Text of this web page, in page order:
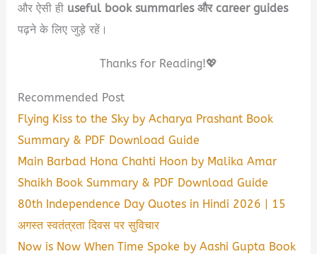
और ऐसी ही useful book summaries और career guides
पढ़ने के लिए जुड़े रहें।
Thanks for Reading!💖
Recommended Post
Flying Kiss to the Sky by Acharya Prashant Book
Summary & PDF Download Guide
Main Barbad Hona Chahti Hoon by Malika Amar
Shaikh Book Summary & PDF Download Guide
80th Independence Day Quotes in Hindi 2026 | 15
अगस्त स्वतंत्रता दिवस पर सुविचार
Now is Now When Time Spoke by Aashi Gupta Book